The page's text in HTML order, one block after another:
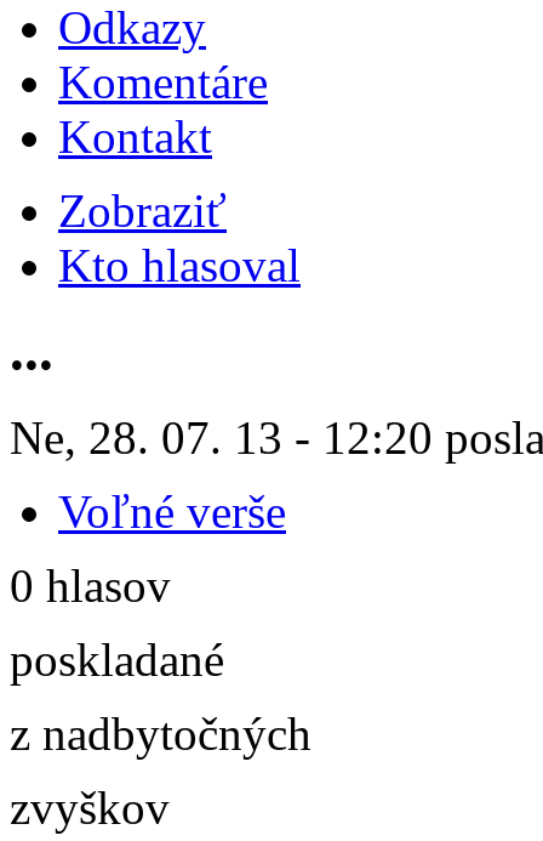
Odkazy
Komentáre
Kontakt
Zobraziť
Kto hlasoval
...
Ne, 28. 07. 13 - 12:20
Voľné verše
0 hlasov
poskladané
z nadbytočných
zvyškov